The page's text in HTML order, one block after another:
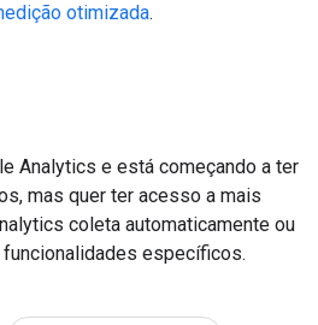
otimizada.
Analytics e está começando a ter
mas quer ter acesso a mais
coleta automaticamente ou
específicos.